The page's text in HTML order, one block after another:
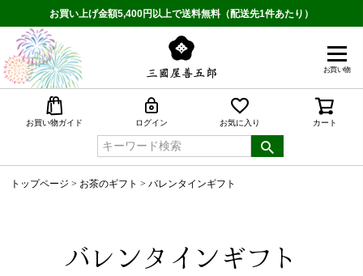
お買い上げ金額5,400円以上で送料無料（配送先1件あたり）
お買い物
お買い物ガイド ログイン お気に入り カート
トップページ お茶のギフト バレンタインギフト
バレンタインギフト